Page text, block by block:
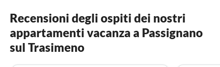
Recensioni degli ospiti dei nostri
appartamenti vacanza a Passignano
sul Trasimeno